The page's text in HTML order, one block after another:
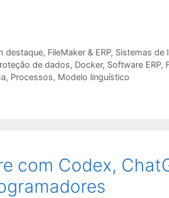
destaque, FileMaker & ERP, Sistemas de
de dados, Docker, Software ERP,
, Processos, Modelo linguístico
com Codex,